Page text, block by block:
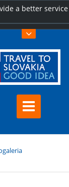
a better service